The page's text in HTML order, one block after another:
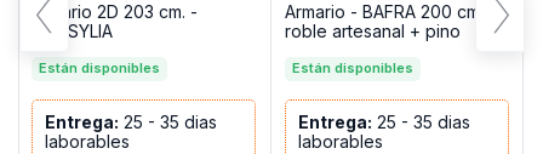
Armario 2D 203 cm. -
MARSYLIA
Están disponibles
Entrega: 25 - 35 dias
laborables
Armario - BAFRA 200 cm,
roble artesanal + pino
Están disponibles
Entrega: 25 - 35 dias
laborables